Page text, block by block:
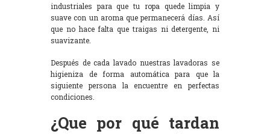
industriales para que tu ropa quede limpia y
suave con un aroma que permanecerá días. Así
que no hace falta que traigas ni detergente, ni
suavizante.
Después de cada lavado nuestras lavadoras se
higieniza de forma automática para que la
siguiente persona la encuentre en perfectas
condiciones.
¿Que por qué tardan